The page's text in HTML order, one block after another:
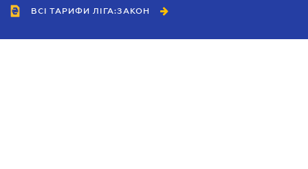
ВСІ ТАРИФИ ЛІГА:ЗАКОН